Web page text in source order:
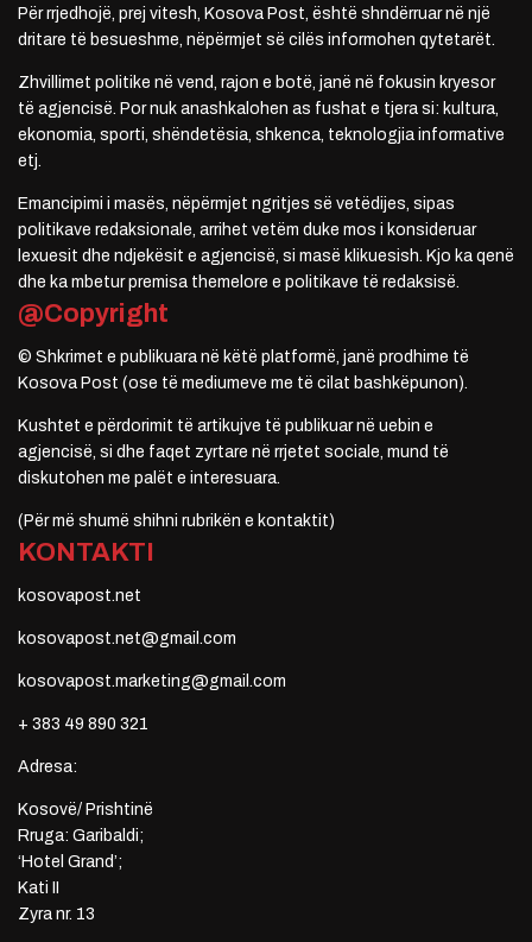
Për rrjedhojë, prej vitesh, Kosova Post, është shndërruar në një
dritare të besueshme, nëpërmjet së cilës informohen qytetarët.
Zhvillimet politike në vend, rajon e botë, janë në fokusin kryesor
të agjencisë. Por nuk anashkalohen as fushat e tjera si: kultura,
ekonomia, sporti, shëndetësia, shkenca, teknologjia informative
etj.
Emancipimi i masës, nëpërmjet ngritjes së vetëdijes, sipas
politikave redaksionale, arrihet vetëm duke mos i konsideruar
lexuesit dhe ndjekësit e agjencisë, si masë klikuesish. Kjo ka qenë
dhe ka mbetur premisa themelore e politikave të redaksisë.
@Copyright
© Shkrimet e publikuara në këtë platformë, janë prodhime të
Kosova Post (ose të mediumeve me të cilat bashkëpunon).
Kushtet e përdorimit të artikujve të publikuar në uebin e
agjencisë, si dhe faqet zyrtare në rrjetet sociale, mund të
diskutohen me palët e interesuara.
(Për më shumë shihni rubrikën e kontaktit)
KONTAKTI
kosovapost.net
kosovapost.net@gmail.com
kosovapost.marketing@gmail.com
+ 383 49 890 321
Adresa:
Kosovë/ Prishtinë
Rruga: Garibaldi;
‘Hotel Grand’;
Kati II
Zyra nr. 13